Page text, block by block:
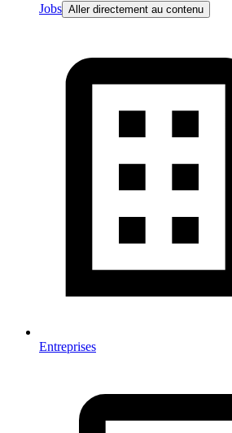
Jobs Aller directement au contenu
Entreprises